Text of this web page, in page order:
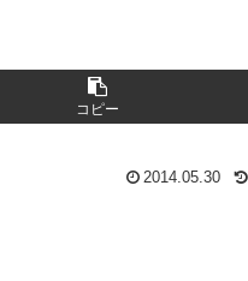
コピー
2014.05.30